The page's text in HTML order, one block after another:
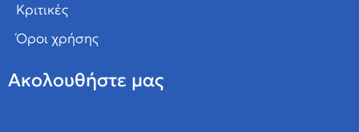
Κριτικές
Όροι χρήσης
Ακολουθήστε μας